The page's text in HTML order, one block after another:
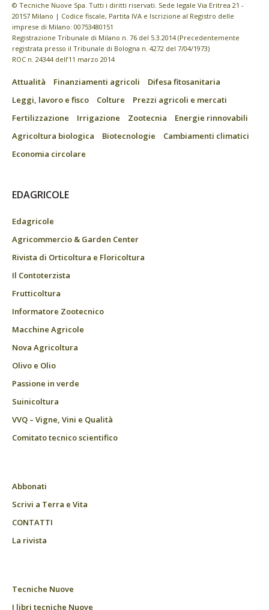
© Tecniche Nuove Spa. Tutti i diritti riservati. Sede legale Via Eritrea 21 -
20157 Milano | Codice fiscale, Partita IVA e Iscrizione al Registro delle
imprese di Milano: 00753480151
Registrazione Tribunale di Milano n. 76 del 5.3.2014 (Precedentemente
registrata presso il Tribunale di Bologna n. 4272 del 7/04/1973)
ROC n. 24344 dell’11 marzo 2014
Attualità Finanziamenti agricoli
Difesa fitosanitaria
Leggi, lavoro e fisco
Colture
Prezzi agricoli e mercati
Fertilizzazione
Irrigazione Zootecnia
Energie rinnovabili
Agricoltura biologica
Biotecnologie
Cambiamenti climatici
Economia circolare
EDAGRICOLE
Edagricole
Agricommercio & Garden Center
Rivista di Orticoltura e Floricoltura
Il Contoterzista
Frutticoltura
Informatore Zootecnico
Macchine Agricole
Nova Agricoltura
Olivo e Olio
Passione in verde
Suinicoltura
VVQ – Vigne, Vini e Qualità
Comitato tecnico scientifico
Abbonati
Scrivi a Terra e Vita
CONTATTI
La rivista
Tecniche Nuove
I libri tecniche Nuove